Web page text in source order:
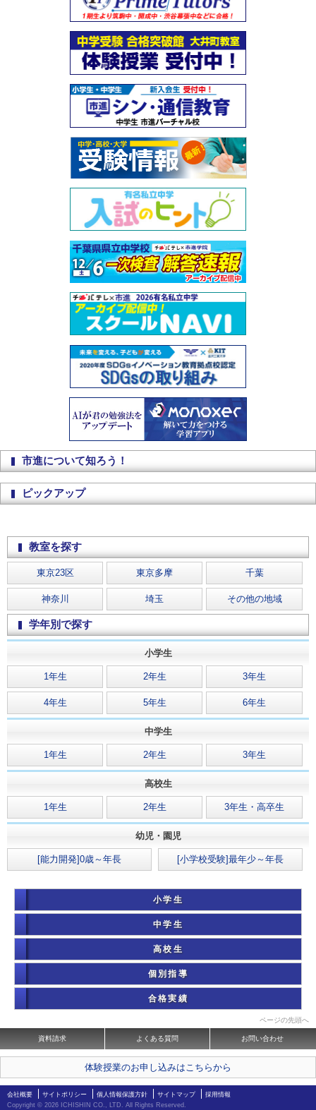
市進について知ろう！
ピックアップ
教室を探す
東京23区 東京多摩 千葉
神奈川 埼玉 その他の地域
学年別で探す
小学生
1年生 2年生 3年生
4年生 5年生 6年生
中学生
1年生 2年生 3年生
高校生
1年生 2年生 3年生・高卒生
幼児・園児
[能力開発]0歳～年長 [小学校受験]最年少～年長
小学生
中学生
高校生
個別指導
合格実績
ページの先頭へ
資料請求 よくある質問 お問い合わせ
体験授業のお申し込みはこちらから
会社概要 サイトポリシー 個人情報保護方針 サイトマップ
採用情報
Copyright © 2026 ICHISHIN CO., LTD. All Rights Reserved.